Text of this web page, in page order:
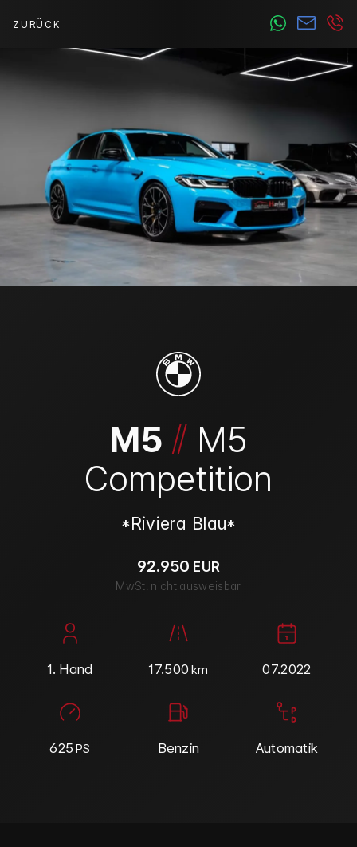
ZURÜCK
M5 // M5
Competition
*Riviera Blau*
92.950 EUR
MwSt. nicht ausweisbar
1. Hand 17.500 km 07.2022
625 PS Benzin Automatik